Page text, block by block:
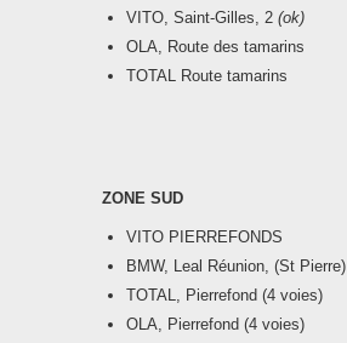
VITO, Saint-Gilles, 2 (ok)
OLA, Route des tamarins
TOTAL Route tamarins
ZONE SUD
VITO PIERREFONDS
BMW, Leal Réunion, (St Pierre)
TOTAL, Pierrefond (4 voies)
OLA, Pierrefond (4 voies)